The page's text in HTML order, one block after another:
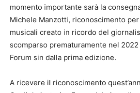
momento importante sarà la
Michele Manzotti, riconoscimento
musicali creato in ricordo del
scomparso prematuramente nel
Forum sin dalla prima edizione.
A ricevere il riconoscimento